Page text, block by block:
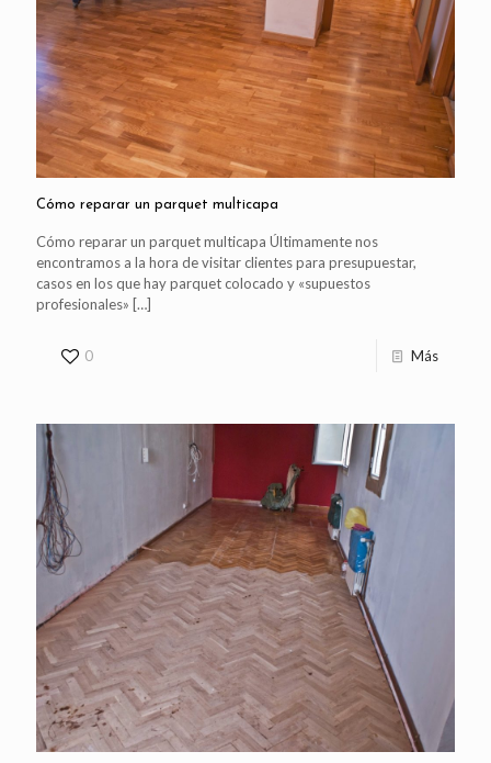
Cómo reparar un parquet multicapa
Cómo reparar un parquet multicapa Últimamente nos
encontramos a la hora de visitar clientes para presupuestar,
casos en los que hay parquet colocado y «supuestos
profesionales» […]
0 Más